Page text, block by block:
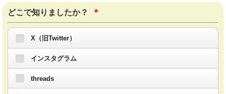
どこで知りましたか？ *
X（旧Twitter）
インスタグラム
threads